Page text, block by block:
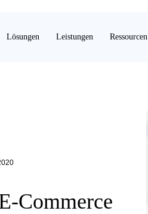
Lösungen Leistungen Ressourcen
Commerce